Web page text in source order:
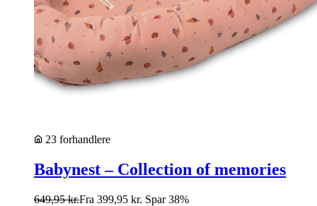
23 forhandlere
Babynest – Collection of memories
649,95kr.Fra 399,95 kr. Spar 38%